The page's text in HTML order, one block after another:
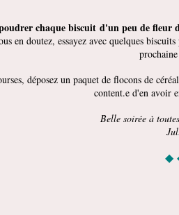
chaque biscuit d'un peu de fleur
en doutez, essayez avec quelques
déposez un paquet de flocons de
content.e d'en avoir
Belle soirée à
◆